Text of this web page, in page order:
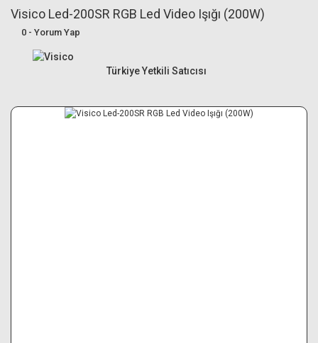
Canon R6 Mark III Bundle Setler
Alışverişe
Visico Led-200SR RGB Led Video Işığı (200W)
0 - Yorum Yap
Türkiye Yetkili Satıcısı